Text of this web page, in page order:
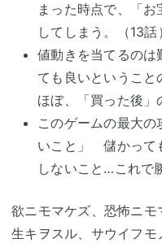
まった時点で、「
してしまう。（13話）
値動きを当てるの
ても良いということ
ほぼ、「買った後」
このゲームの最大
いこと」 儲かって
しないこと…これで
欲ニモマケズ、恐怖ニ
生キヲスル、サウイフモ